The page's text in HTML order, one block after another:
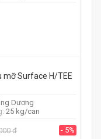
mỡ Surface H/TEE
Dương
25 kg/can
đ - 5%